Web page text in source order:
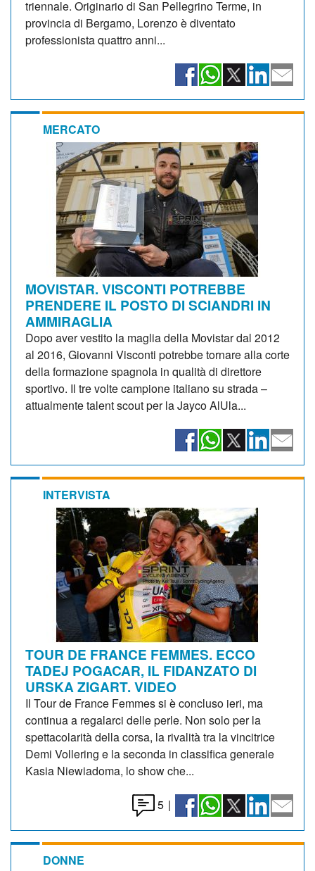
triennale. Originario di San Pellegrino Terme, in
provincia di Bergamo, Lorenzo è diventato
professionista quattro anni...
MERCATO
MOVISTAR. VISCONTI POTREBBE
PRENDERE IL POSTO DI SCIANDRI IN
AMMIRAGLIA
Dopo aver vestito la maglia della Movistar dal 2012
al 2016, Giovanni Visconti potrebbe tornare alla corte
della formazione spagnola in qualità di direttore
sportivo. Il tre volte campione italiano su strada –
attualmente talent scout per la Jayco AlUla...
INTERVISTA
TOUR DE FRANCE FEMMES. ECCO
TADEJ POGACAR, IL FIDANZATO DI
URSKA ZIGART. VIDEO
Il Tour de France Femmes si è concluso ieri, ma
continua a regalarci delle perle. Non solo per la
spettacolarità della corsa, la rivalità tra la vincitrice
Demi Vollering e la seconda in classifica generale
Kasia Niewiadoma, lo show che...
5 |
DONNE